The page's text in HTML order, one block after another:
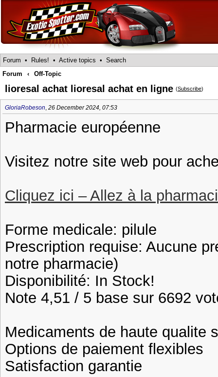
Forum • Rules! • Active topics • Search
Forum
‹ Off-Topic
lioresal achat lioresal achat en ligne (Subscribe)
GloriaRobeson, 26 December 2024, 07:53
Pharmacie européenne
Visitez notre site web pour
Cliquez ici – Allez à la
Forme medicale: pilule
Prescription requise: Aucune
notre pharmacie)
Disponibilité: In Stock!
Note 4,51 / 5 base sur 6692
Medicaments de haute qualite
Options de paiement flexibles
Satisfaction garantie